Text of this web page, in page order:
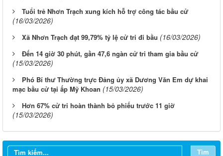
Tuổi trẻ Nhơn Trạch xung kích hỗ trợ công tác bầu cử
(16/03/2026)
Xã Nhơn Trạch đạt 99,79% tỷ lệ cử tri đi bầu (16/03/2026)
Đến 14 giờ 30 phút, gần 47,6 ngàn cử tri tham gia bầu cử
(15/03/2026)
Phó Bí thư Thường trực Đảng ủy xã Dương Văn Em dự khai
mạc bầu cử tại ấp Mỹ Khoan (15/03/2026)
Hơn 67% cử tri hoàn thành bỏ phiếu trước 11 giờ
(15/03/2026)
Tìm